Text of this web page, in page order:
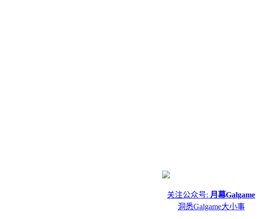
关注公众号: 月幕Galgame
洞悉Galgame大小事